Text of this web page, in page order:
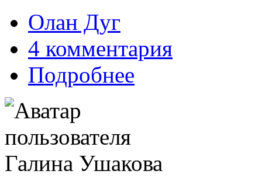
Олан Дуг
4 комментария
Подробнее